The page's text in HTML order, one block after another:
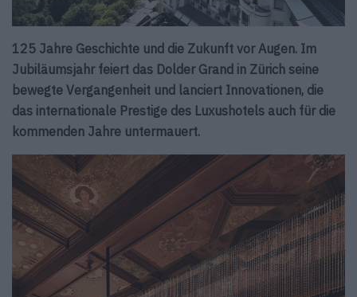
125 Jahre Geschichte und die Zukunft vor Augen. Im
Jubiläumsjahr feiert das Dolder Grand in Zürich seine
bewegte Vergangenheit und lanciert Innovationen, die
das internationale Prestige des Luxushotels auch für die
kommenden Jahre untermauert.